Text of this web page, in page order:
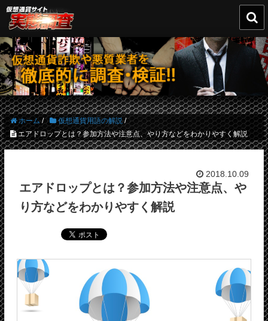

ホーム/ 仮想通貨用語の解説/
エアドロップとは？参加方法や注意点、やり方などをわかりやすく解説
2018.10.09
エアドロップとは？参加方法や注意点、や
り方などをわかりやすく解説